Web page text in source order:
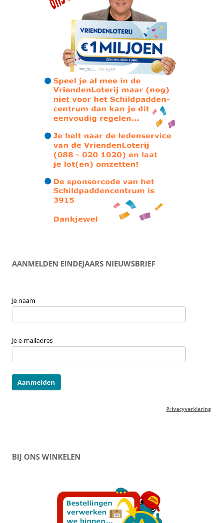
AANMELDEN EINDEJAARS NIEUWSBRIEF
Je naam
Je e-mailadres
Privacyverklaring
BIJ ONS WINKELEN